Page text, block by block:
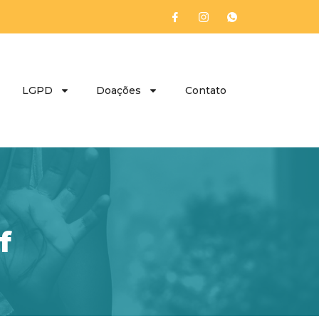
LGPD Doações Contato